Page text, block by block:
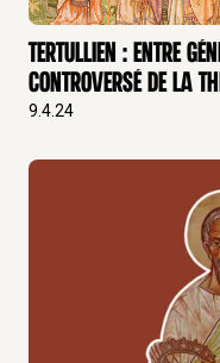
Tertullien : Entre
controversé de la
9.4.24